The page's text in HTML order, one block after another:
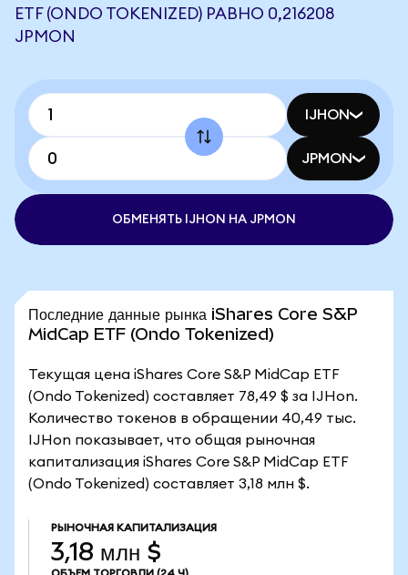
ETF (ONDO TOKENIZED) РАВНО 0,216208
JPMON
IJHON
JPMON
ОБМЕНЯТЬ IJHON НА JPMON
Последние данные рынка iShares Core S&P
MidCap ETF (Ondo Tokenized)
Текущая цена iShares Core S&P MidCap ETF
(Ondo Tokenized) составляет 78,49 $ за IJHon.
Количество токенов в обращении 40,49 тыс.
IJHon показывает, что общая рыночная
капитализация iShares Core S&P MidCap ETF
(Ondo Tokenized) составляет 3,18 млн $.
РЫНОЧНАЯ КАПИТАЛИЗАЦИЯ
3,18 млн $